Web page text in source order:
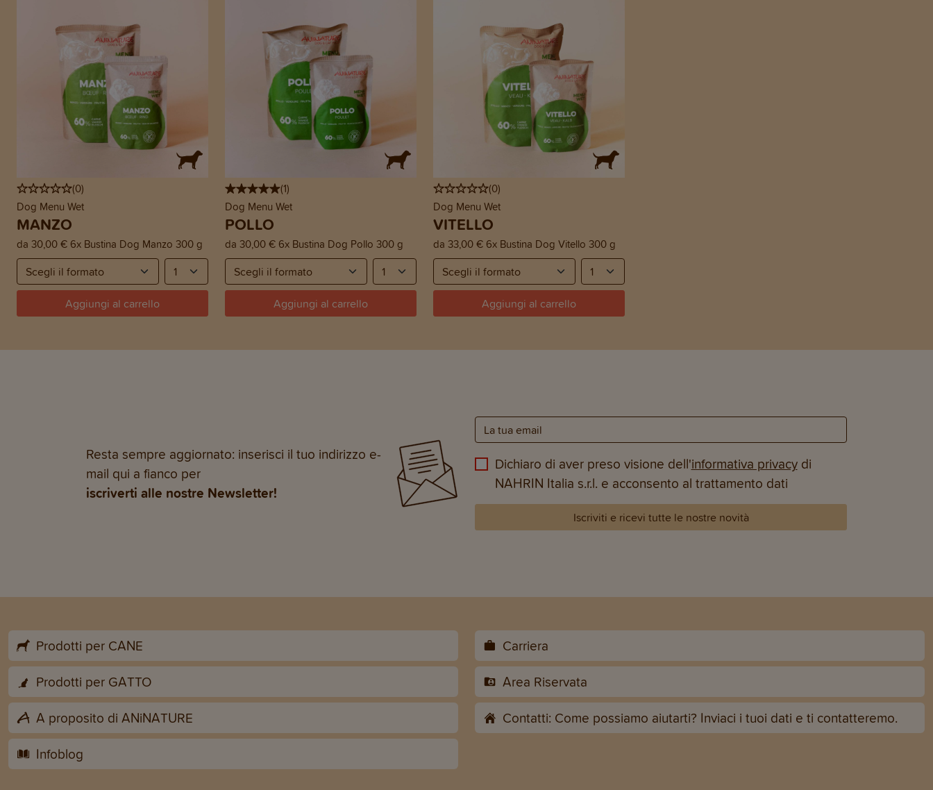
(0)
Dog Menu Wet
MANZO
da 30,00 € 6x Bustina Dog Manzo 300 g
Aggiungi al carrello
(1)
Dog Menu Wet
POLLO
da 30,00 € 6x Bustina Dog Pollo 300 g
Aggiungi al carrello
(0)
Dog Menu Wet
VITELLO
da 33,00 € 6x Bustina Dog Vitello 300 g
Aggiungi al carrello
Resta sempre aggiornato: inserisci il tuo indirizzo e-
mail qui a fianco per
iscriverti alle nostre Newsletter!
Dichiaro di aver preso visione dell'informativa privacydi
NAHRIN Italia s.r.l. e acconsento al trattamento dati
Iscriviti e ricevi tutte le nostre novità
Prodotti per CANE
Prodotti per GATTO
A proposito di ANiNATURE
Infoblog
Carriera
Area Riservata
Contatti: Come possiamo aiutarti? Inviaci i tuoi dati e ti contatteremo.